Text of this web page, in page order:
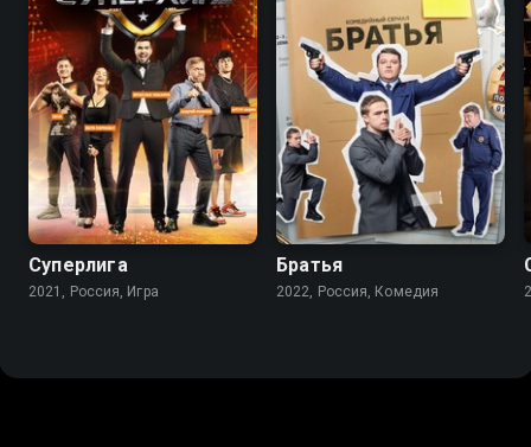
5.1
Суперлига
2021, Россия, Игра
7.1
Братья
2022, Россия, Комедия